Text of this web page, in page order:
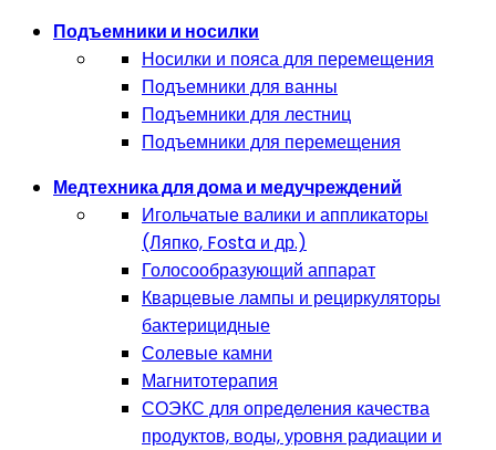
Подъемники и носилки
Носилки и пояса для перемещения
Подъемники для ванны
Подъемники для лестниц
Подъемники для перемещения
Медтехника для дома и медучреждений
Игольчатые валики и аппликаторы
(Ляпко, Fosta и др.)
Голосообразующий аппарат
Кварцевые лампы и рециркуляторы
бактерицидные
Солевые камни
Магнитотерапия
СОЭКС для определения качества
продуктов, воды, уровня радиации и